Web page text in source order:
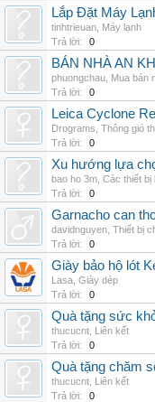
Lắp Đặt Máy
tinhtrieuan Máy lạnh
Trả lời:
0
BÁN NHÀ AN
phuongchau Mua bán
Trả lời:
0
Leica Cyclone
Drograms Thông gió
Trả lời:
0
Xu hướng lựa
bao ho 3m Các thiết bị
Trả lời:
0
Garnacho can
davidnguyen Thiết bị
Trả lời:
0
Giày bảo hộ lót
Lasa Giày dép
Trả lời:
0
Quà tặng sức
thucucnt Liên kết
Trả lời:
0
Quà tặng chăm
thucucnt Liên kết
Trả lời:
0